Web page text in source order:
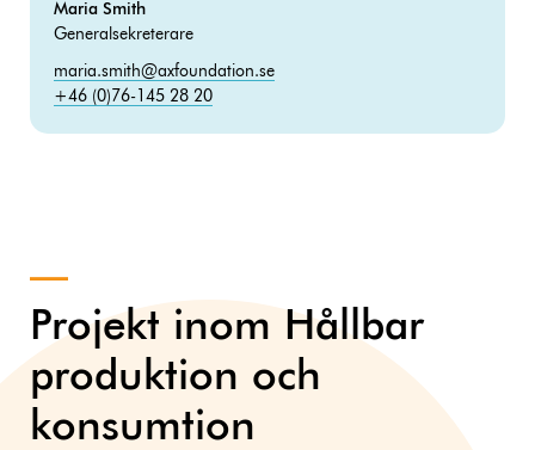
Maria Smith
Generalsekreterare
maria.smith@axfoundation.se
+46 (0)76-145 28 20
Projekt inom Hållbar
produktion och
konsumtion